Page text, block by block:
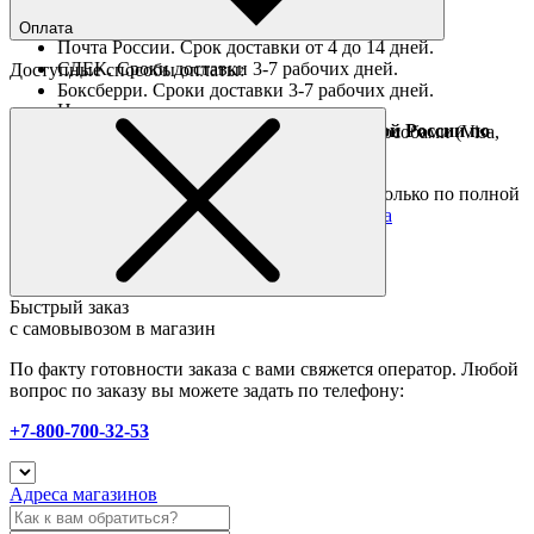
Ориентировочные сроки доставки по России
Почта России. Срок доставки от 4 до 14 дней.
СДЕК. Сроки доставки 3-7 рабочих дней.
Боксберри. Сроки доставки 3-7 рабочих дней.
Доставка за границу осуществляется Почтой России по
полной предоплате
Подробные условия
Оплата
Доступные способы оплаты:
Наличными при получении
Оплата он-лайн всеми популярными способами (Visa,
Mastercard и тд.)
Товары со скидкой отправляются по России только по полной
предоплате. Все подробности в разделе
оплата
Быстрый заказ
с самовывозом в магазин
По факту готовности заказа с вами свяжется оператор. Любой
вопрос по заказу вы можете задать по телефону:
+7-800-700-32-53
Адреса магазинов